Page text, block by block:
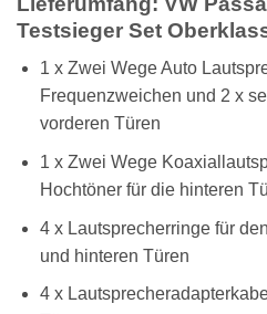
Testsieger Set
1 x Zwei Wege Auto
Frequenzweichen und 2 x
vorderen Türen
1 x Zwei Wege
Hochtöner für die hinteren
4 x Lautsprecherringe für
und hinteren Türen
4 x